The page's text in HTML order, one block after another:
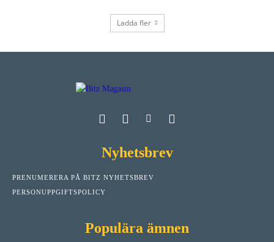
Ladda fler
Nyhetsbrev
PRENUMERERA PÅ BITZ NYHETSBREV
PERSONUPPGIFTSPOLICY
Populära ämnen